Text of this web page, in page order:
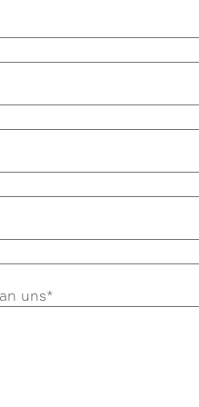
uns*